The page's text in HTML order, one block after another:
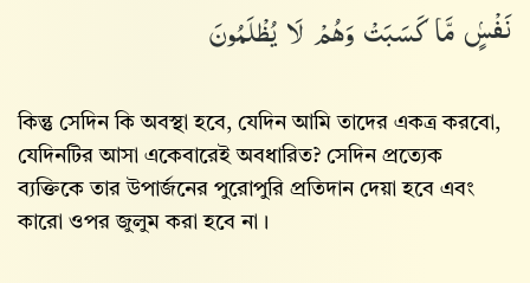
نَفْسٍۢ مَّا كَسَبَتْ وَهُمْ لَا يُظْلَمُونَ
কিন্তু সেদিন কি অবস্থা হবে, যেদিন আমি তাদের একত্র করবো,
যেদিনটির আসা একেবারেই অবধারিত? সেদিন প্রত্যেক
ব্যক্তিকে তার উপার্জনের পুরোপুরি প্রতিদান দেয়া হবে এবং
কারো ওপর জুলুম করা হবে না।